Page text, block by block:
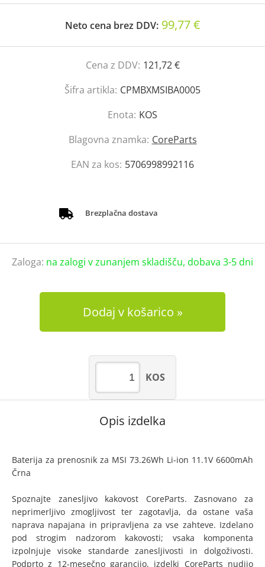
Neto cena brez DDV: 99,77 €
Cena z DDV: 121,72 €
Šifra artikla: CPMBXMSIBA0005
Enota: KOS
Blagovna znamka: CoreParts
EAN za kos: 5706998992116
Brezplačna dostava
Zaloga: na zalogi v zunanjem skladišču, dobava 3-5 dni
Dodaj v košarico
KOS
Opis izdelka
Baterija za prenosnik za MSI 73.26Wh Li-ion 11.1V 6600mAh
Črna
Spoznajte zanesljivo kakovost CoreParts. Zasnovano za
neprimerljivo zmogljivost ter zagotavlja, da ostane vaša
naprava napajana in pripravljena za vse zahteve. Izdelano
pod strogim nadzorom kakovosti; vsaka komponenta
izpolnjuje visoke standarde zanesljivosti in dolgoživosti.
Podprto z 12-mesečno garancijo, izdelki CoreParts nudijo